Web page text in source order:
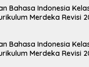
Bahasa Indonesia
Merdeka Revisi
Bahasa Indonesia
Merdeka Revisi